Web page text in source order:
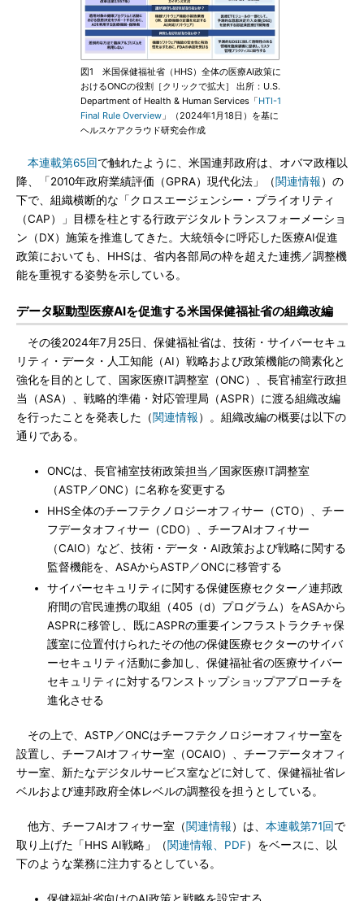
図1 米国保健福祉省（HHS）全体の医療AI政策に
おけるONCの役割［クリックで拡大］ 出所：U.S.
Department of Health & Human Services「HTI-1
Final Rule Overview 」（2024年1月18日）を基に
ヘルスケアクラウド研究会作成
本連載第65回で触れたように、米国連邦政府は、オバマ政権以
降、「2010年政府業績評価（GPRA）現代化法」（関連情報）の
下で、組織横断的な「クロスエージェンシー・プライオリティ
（CAP）」目標を柱とする行政デジタルトランスフォーメーショ
ン（DX）施策を推進してきた。大統領令に呼応した医療AI促進
政策においても、HHSは、省内各部局の枠を超えた連携／調整機
能を重視する姿勢を示している。
データ駆動型医療AIを促進する米国保健福祉省の組織改編
その後2024年7月25日、保健福祉省は、技術・サイバーセキュ
リティ・データ・人工知能（AI）戦略および政策機能の簡素化と
強化を目的として、国家医療IT調整室（ONC）、長官補室行政担
当（ASA）、戦略的準備・対応管理局（ASPR）に渡る組織改編
を行ったことを発表した（関連情報）。組織改編の概要は以下の
通りである。
ONCは、長官補室技術政策担当／国家医療IT調整室
（ASTP／ONC）に名称を変更する
HHS全体のチーフテクノロジーオフィサー（CTO）、チー
フデータオフィサー（CDO）、チーフAIオフィサー
（CAIO）など、技術・データ・AI政策および戦略に関する
監督機能を、ASAからASTP／ONCに移管する
サイバーセキュリティに関する保健医療セクター／連邦政
府間の官民連携の取組（405（d）プログラム）をASAから
ASPRに移管し、既にASPRの重要インフラストラクチャ保
護室に位置付けられたその他の保健医療セクターのサイバ
ーセキュリティ活動に参加し、保健福祉省の医療サイバー
セキュリティに対するワンストップショップアプローチを
進化させる
その上で、ASTP／ONCはチーフテクノロジーオフィサー室を
設置し、チーフAIオフィサー室（OCAIO）、チーフデータオフィ
サー室、新たなデジタルサービス室などに対して、保健福祉省レ
ベルおよび連邦政府全体レベルの調整役を担うとしている。
他方、チーフAIオフィサー室（関連情報）は、 本連載第71回で
取り上げた「HHS AI戦略」（関連情報、PDF）をベースに、以
下のような業務に注力するとしている。